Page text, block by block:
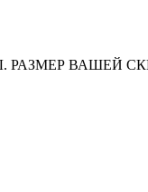
ВАШЕЙ